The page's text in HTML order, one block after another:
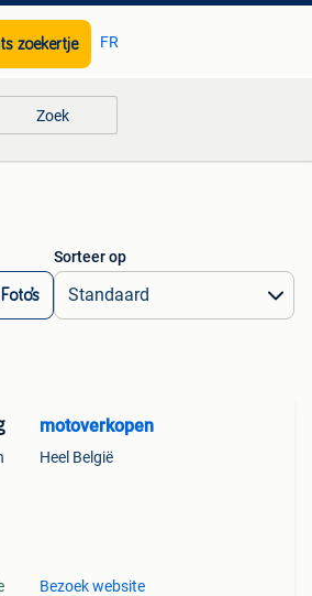
zoekertje FR
Zoek
Foto’s
Sorteer op
motoverkopen
Heel België
Bezoek website